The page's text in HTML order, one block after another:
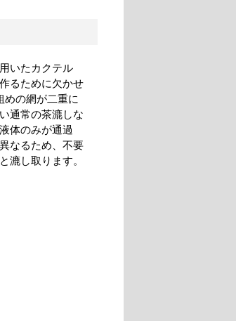
いたカクテル
るために欠かせ
めの網が二重に
通常の茶漉しな
体のみが通過
なるため、不要
漉し取ります。